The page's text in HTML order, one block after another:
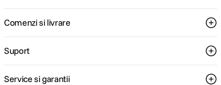
Comenzi si livrare
Suport
Service si garantii